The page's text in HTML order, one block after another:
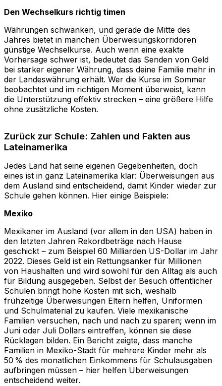
Den Wechselkurs richtig timen
Währungen schwanken, und gerade die Mitte des
Jahres bietet in manchen Überweisungskorridoren
günstige Wechselkurse. Auch wenn eine exakte
Vorhersage schwer ist, bedeutet das Senden von Geld
bei starker eigener Währung, dass deine Familie mehr in
der Landeswährung erhält. Wer die Kurse im Sommer
beobachtet und im richtigen Moment überweist, kann
die Unterstützung effektiv strecken – eine größere Hilfe
ohne zusätzliche Kosten.
Zurück zur Schule: Zahlen und Fakten aus
Lateinamerika
Jedes Land hat seine eigenen Gegebenheiten, doch
eines ist in ganz Lateinamerika klar: Überweisungen aus
dem Ausland sind entscheidend, damit Kinder wieder zur
Schule gehen können. Hier einige Beispiele:
Mexiko
Mexikaner im Ausland (vor allem in den USA) haben in
den letzten Jahren Rekordbeträge nach Hause
geschickt – zum Beispiel 60 Milliarden US-Dollar im Jahr
2022. Dieses Geld ist ein Rettungsanker für Millionen
von Haushalten und wird sowohl für den Alltag als auch
für Bildung ausgegeben. Selbst der Besuch öffentlicher
Schulen bringt hohe Kosten mit sich, weshalb
frühzeitige Überweisungen Eltern helfen, Uniformen
und Schulmaterial zu kaufen. Viele mexikanische
Familien versuchen, nach und nach zu sparen; wenn im
Juni oder Juli Dollars eintreffen, können sie diese
Rücklagen bilden. Ein Bericht zeigte, dass manche
Familien in Mexiko-Stadt für mehrere Kinder mehr als
50 % des monatlichen Einkommens für Schulausgaben
aufbringen müssen – hier helfen Überweisungen
entscheidend weiter.